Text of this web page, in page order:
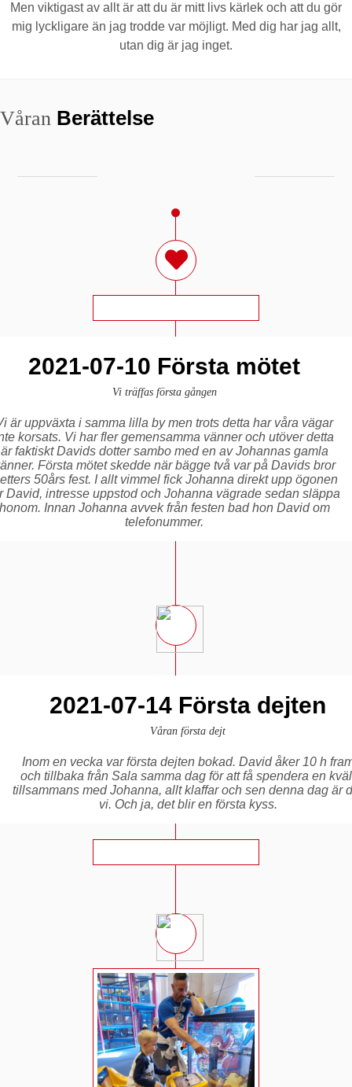
Men viktigast av allt är att du är mitt livs kärlek och att du gör
mig lyckligare än jag trodde var möjligt. Med dig har jag allt,
utan dig är jag inget.
Våran Berättelse
2021-07-10 Första mötet
Vi träffas första gången
är uppväxta i samma lilla by men trots detta har våra vägar
korsats. Vi har fler gemensamma vänner och utöver detta
är faktiskt Davids dotter sambo med en av Johannas gamla
Första mötet skedde när bägge två var på Davids bror
50års fest. I allt vimmel fick Johanna direkt upp ögonen
David, intresse uppstod och Johanna vägrade sedan släppa
Innan Johanna avvek från festen bad hon David om
telefonummer.
2021-07-14 Första dejten
Våran första dejt
Inom en vecka var första dejten bokad. David åker 10 h
och tillbaka från Sala samma dag för att få spendera en
tillsammans med Johanna, allt klaffar och sen denna dag är
vi. Och ja, det blir en första kyss.